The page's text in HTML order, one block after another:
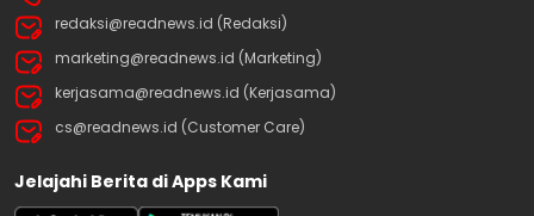
redaksi@readnews.id (Redaksi)
marketing@readnews.id (Marketing)
kerjasama@readnews.id (Kerjasama)
cs@readnews.id (Customer Care)
Jelajahi Berita di Apps Kami